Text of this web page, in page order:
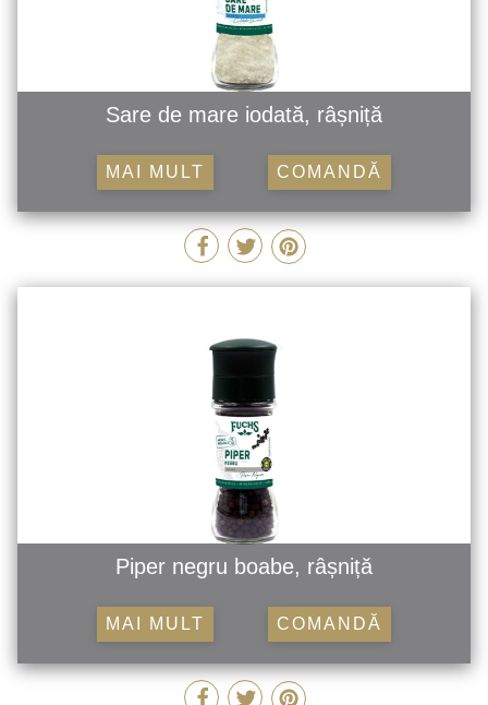
Sare de mare iodată, râșniță
MAI MULT COMANDĂ
Piper negru boabe, râșniță
MAI MULT COMANDĂ